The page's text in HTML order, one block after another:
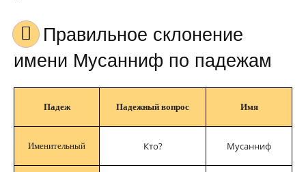
Правильное склонение
имени Мусанниф по падежам
Падеж Падежный вопрос Имя
Именительный Кто? Мусанниф